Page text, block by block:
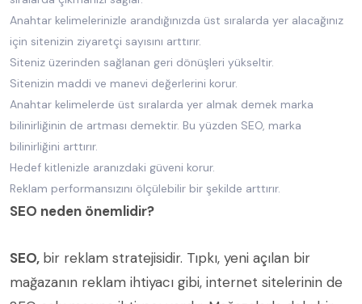
Anahtar kelimelerinizle arandığınızda üst sıralarda yer alacağınız
için sitenizin ziyaretçi sayısını arttırır.
Siteniz üzerinden sağlanan geri dönüşleri yükseltir.
Sitenizin maddi ve manevi değerlerini korur.
Anahtar kelimelerde üst sıralarda yer almak demek marka
bilinirliğinin de artması demektir. Bu yüzden SEO, marka
bilinirliğini arttırır.
Hedef kitlenizle aranızdaki güveni korur.
Reklam performansızını ölçülebilir bir şekilde arttırır.
SEO neden önemlidir?
SEO, bir reklam stratejisidir. Tıpkı, yeni açılan bir
mağazanın reklam ihtiyacı gibi, internet sitelerinin de